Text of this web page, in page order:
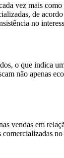
vez mais
de
no
o que indica
não apenas
vendas em